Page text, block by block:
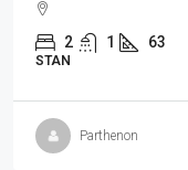
2 1 63
STAN
Parthenon